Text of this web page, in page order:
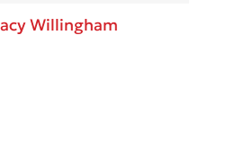
Willingham